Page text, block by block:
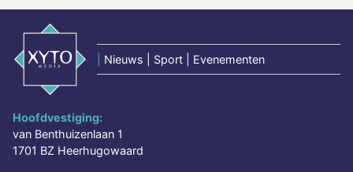
Nieuws | Sport | Evenementen
Hoofdvestiging:
van Benthuizenlaan 1
1701 BZ Heerhugowaard